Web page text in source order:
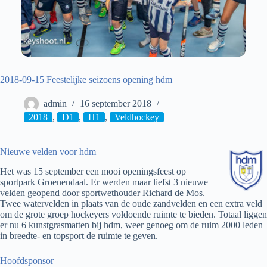
2018-09-15 Feestelijke seizoens opening hdm
admin
16 september 2018
2018 , D1 , H1 , Veldhockey
Nieuwe velden voor hdm
Het was 15 september een mooi openingsfeest op
sportpark Groenendaal. Er werden maar liefst 3 nieuwe
velden geopend door sportwethouder Richard de Mos.
Twee watervelden in plaats van de oude zandvelden en een extra veld
om de grote groep hockeyers voldoende ruimte te bieden. Totaal liggen
er nu 6 kunstgrasmatten bij hdm, weer genoeg om de ruim 2000 leden
in breedte- en topsport de ruimte te geven.
Hoofdsponsor